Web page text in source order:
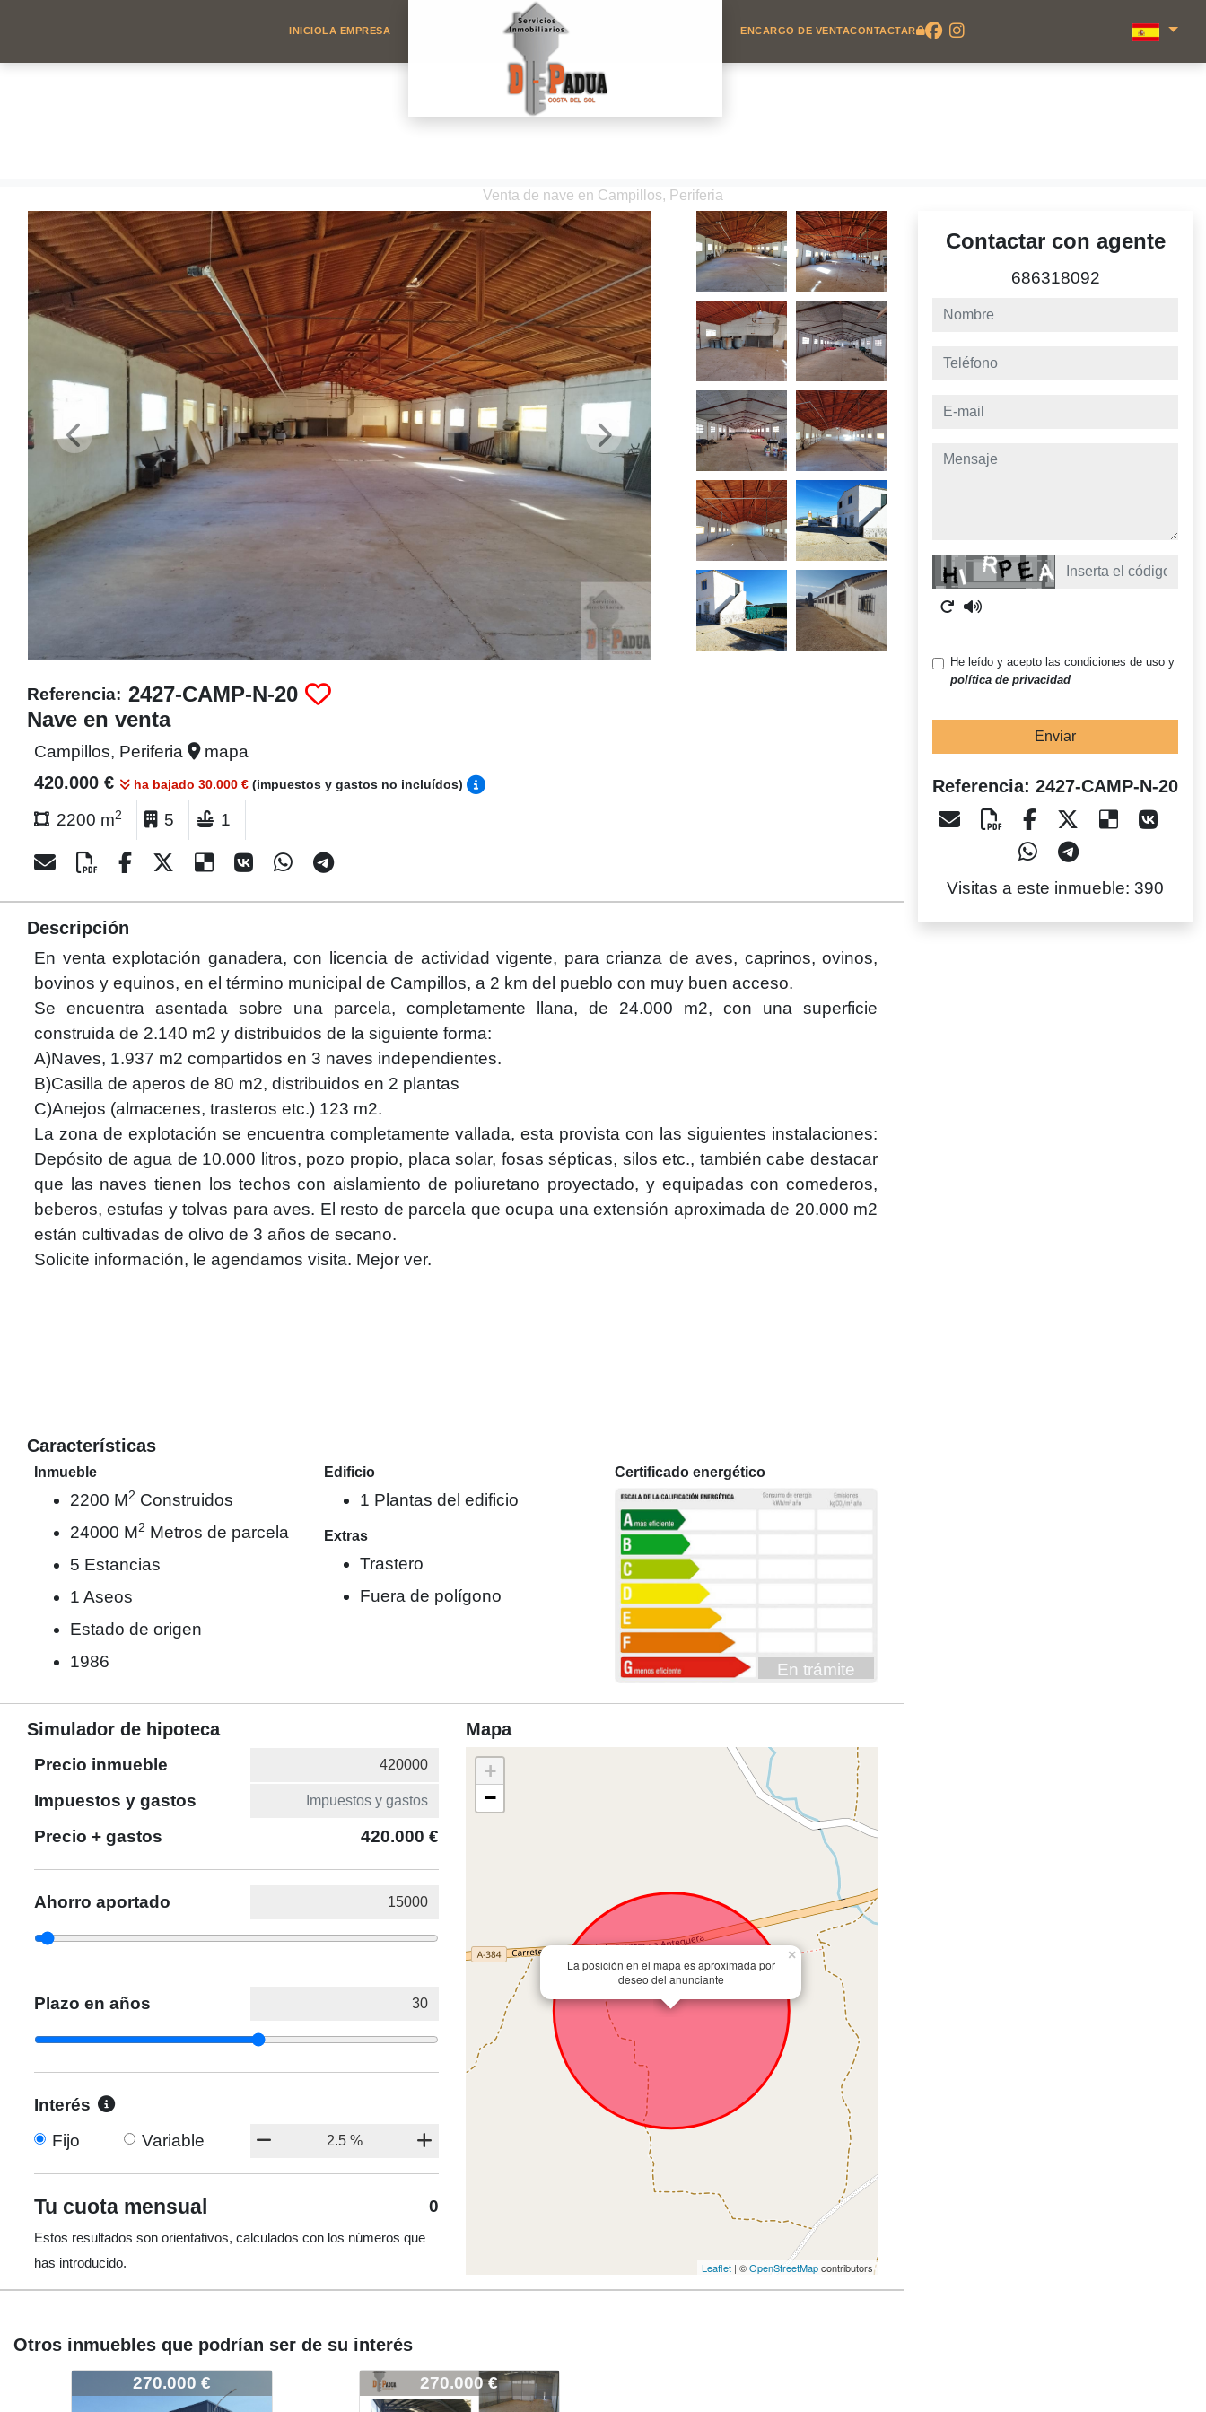
INICIOLA EMPRESA ENCARGO DE VENTACONTACTAR
Venta de nave en Campillos, Periferia
Referencia: 2427-CAMP-N-20
Nave en venta
Campillos, Periferia mapa
420.000 € ha bajado 30.000 € (impuestos y gastos no incluídos)
2200 m2 5 1
Descripción
En venta explotación ganadera, con licencia de actividad vigente, para crianza de aves, caprinos, ovinos,
bovinos y equinos, en el término municipal de Campillos, a 2 km del pueblo con muy buen acceso.
Se encuentra asentada sobre una parcela, completamente llana, de 24.000 m2, con una superficie
construida de 2.140 m2 y distribuidos de la siguiente forma:
A)Naves, 1.937 m2 compartidos en 3 naves independientes.
B)Casilla de aperos de 80 m2, distribuidos en 2 plantas
C)Anejos (almacenes, trasteros etc.) 123 m2.
La zona de explotación se encuentra completamente vallada, esta provista con las siguientes instalaciones:
Depósito de agua de 10.000 litros, pozo propio, placa solar, fosas sépticas, silos etc., también cabe destacar
que las naves tienen los techos con aislamiento de poliuretano proyectado, y equipadas con comederos,
beberos, estufas y tolvas para aves. El resto de parcela que ocupa una extensión aproximada de 20.000 m2
están cultivadas de olivo de 3 años de secano.
Solicite información, le agendamos visita. Mejor ver.
Características
Inmueble
2200 M2 Construidos
24000 M2 Metros de parcela
5 Estancias
1 Aseos
Estado de origen
1986
Edificio
1 Plantas del edificio
Extras
Trastero
Fuera de polígono
Certificado energético
En trámite
Simulador de hipoteca
Precio inmueble
Impuestos y gastos
Precio + gastos
420.000 €
Ahorro aportado
Plazo en años
Interés
Fijo
Variable
Tu cuota mensual 0
Estos resultados son orientativos, calculados con los números que
has introducido.
Mapa
La posición en el mapa es aproximada por
deseo del anunciante
×
+
−
Leaflet | ©OpenStreetMapcontributors
Contactar con agente
686318092
nombre
teléfono
e-mail
mensaje
Captcha
He leído y acepto las condiciones de uso y
política de privacidad
Enviar
Referencia: 2427-CAMP-N-20
Visitas a este inmueble: 390
Otros inmuebles que podrían ser de su interés
2427-CAMP-N-20
2427-CAMP-N-20 2427-CAMP-N-20
270.000 €